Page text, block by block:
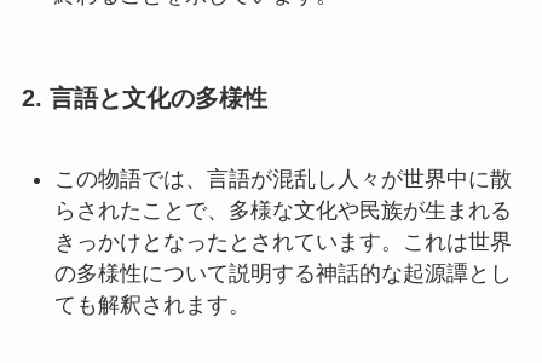
2. 言語と文化の多様性
この物語では、言語が混乱し人々が世界中に散
らされたことで、多様な文化や民族が生まれる
きっかけとなったとされています。これは世界
の多様性について説明する神話的な起源譚とし
ても解釈されます。